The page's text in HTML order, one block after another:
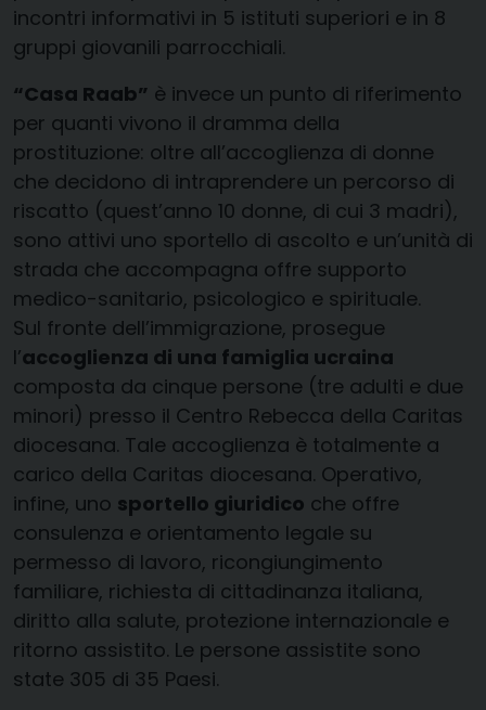
incontri informativi in 5 istituti superiori e in 8
gruppi giovanili parrocchiali.
“Casa Raab” è invece un punto di riferimento
per quanti vivono il dramma della
prostituzione: oltre all’accoglienza di donne
che decidono di intraprendere un percorso di
riscatto (quest’anno 10 donne, di cui 3 madri),
sono attivi uno sportello di ascolto e un’unità di
strada che accompagna offre supporto
medico-sanitario, psicologico e spirituale.
Sul fronte dell’immigrazione, prosegue
l’accoglienza di una famiglia ucraina
composta da cinque persone (tre adulti e due
minori) presso il Centro Rebecca della Caritas
diocesana. Tale accoglienza è totalmente a
carico della Caritas diocesana. Operativo,
infine, uno sportello giuridico che offre
consulenza e orientamento legale su
permesso di lavoro, ricongiungimento
familiare, richiesta di cittadinanza italiana,
diritto alla salute, protezione internazionale e
ritorno assistito. Le persone assistite sono
state 305 di 35 Paesi.